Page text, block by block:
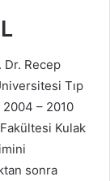
Dr. Recep
Tıp
2004 – 2010
Kulak
sonra